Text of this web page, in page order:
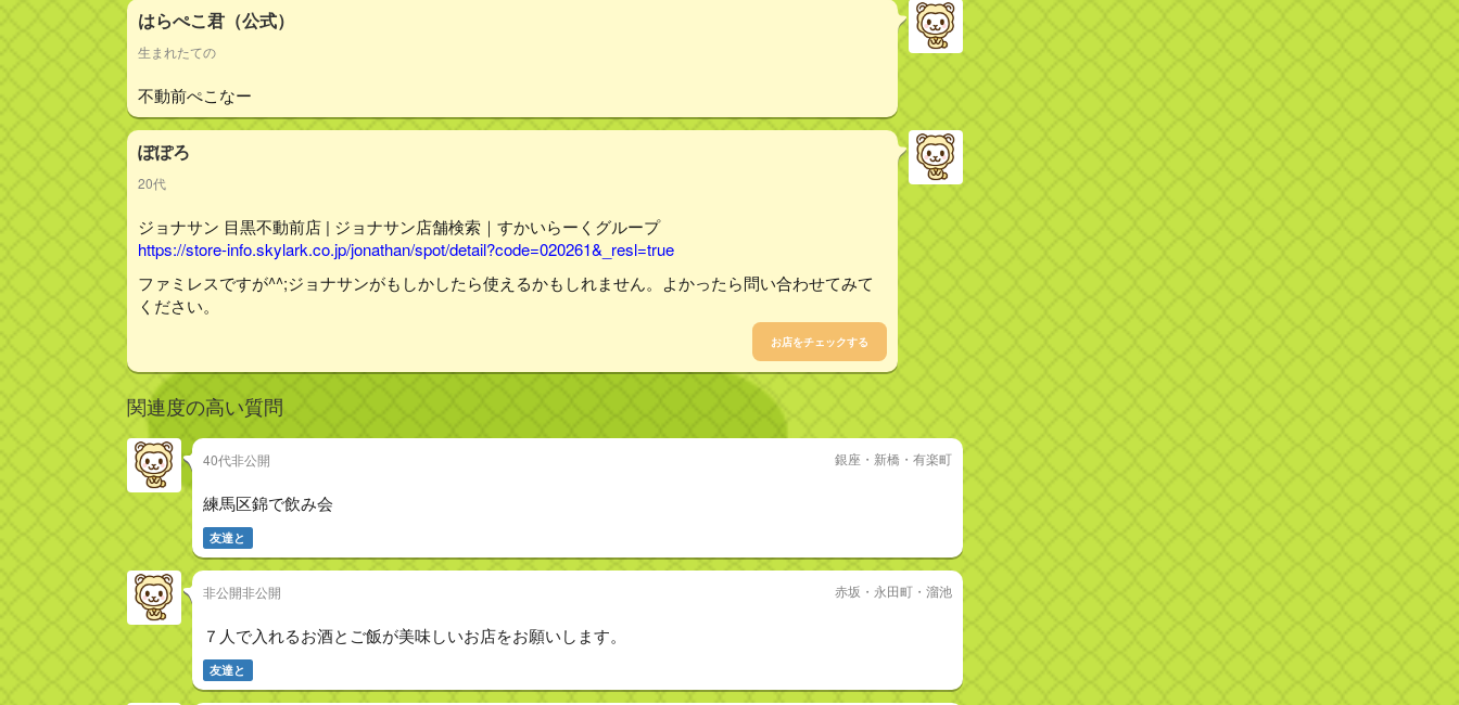
はらぺこ君（公式）
生まれたての
不動前ぺこなー
ぽぽろ
20代
ジョナサン 目黒不動前店 | ジョナサン店舗検索｜すかいらーくグループ
https://store-info.skylark.co.jp/jonathan/spot/detail?code=020261&_resl=true
ファミレスですが^^;ジョナサンがもしかしたら使えるかもしれません。よかったら問い合わせてみて
ください。
お店をチェックする
関連度の高い質問
40代非公開 銀座・新橋・有楽町
練馬区錦で飲み会
友達と
非公開非公開 赤坂・永田町・溜池
７人で入れるお酒とご飯が美味しいお店をお願いします。
友達と